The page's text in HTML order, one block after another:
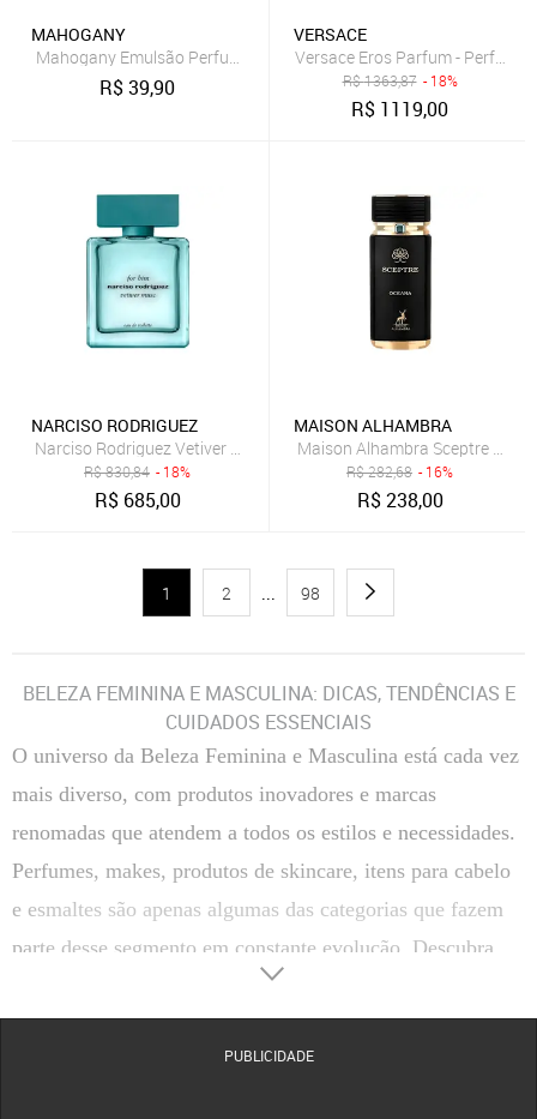
MAHOGANY
Mahogany Emulsão Perfumada English Rose 150ml
R$39,90
VERSACE
Versace Eros Parfum - Perfume
R$1363,87 - 18%
R$ 1119,00
NARCISO RODRIGUEZ
Narciso Rodriguez Vetiver Musc Eau de Toilette - Perfume
R$830,84 - 18%
R$ 685,00
MAISON ALHAMBRA
Maison Alhambra Sceptre
R$282,68 - 16%
R$238,00
1 2 ... 98
BELEZA FEMININA E MASCULINA: DICAS, TENDÊNCIAS E
CUIDADOS ESSENCIAIS
O universo da Beleza Feminina e Masculina está cada vez
mais diverso, com produtos inovadores e marcas
renomadas que atendem a todos os estilos e necessidades.
Perfumes, makes, produtos de skincare, itens para cabelo
e esmaltes são apenas algumas das categorias que fazem
parte desse segmento em constante evolução. Descubra
como escolher, usar e aproveitar ao máximo os principais
produtos de beleza, além de conhecer marcas de destaque
PUBLICIDADE